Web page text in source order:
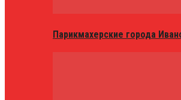
Парикмахерские города